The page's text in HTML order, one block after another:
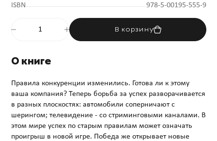
ISBN
978-5-00195-555-9
В корзину
О книге
Правила конкуренции изменились. Готова ли к этому
ваша компания? Теперь борьба за успех разворачивается
в разных плоскостях: автомобили соперничают с
шерингом; телевидение - со стриминговыми каналами. В
этом мире успех по старым правилам может означать
проигрыш в новой игре. Победа же открывает новые